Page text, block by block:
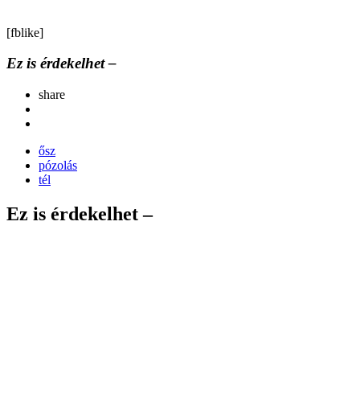
[fblike]
Ez is érdekelhet –
share
ősz
pózolás
tél
Ez is érdekelhet –